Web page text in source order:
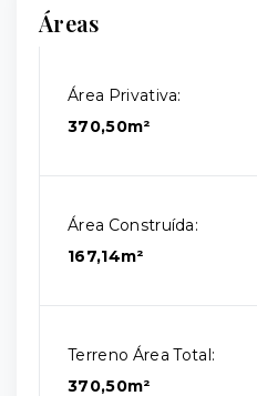
Áreas
Área Privativa:
370,50m²
Área Construída:
167,14m²
Terreno Área Total:
370,50m²